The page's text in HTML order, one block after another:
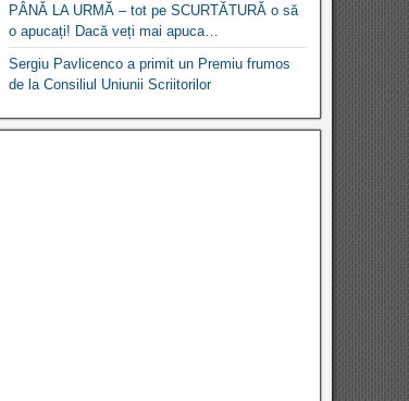
PÂNĂ LA URMĂ – tot pe SCURTĂTURĂ o să
o apucați! Dacă veți mai apuca…
Sergiu Pavlicenco a primit un Premiu frumos
de la Consiliul Uniunii Scriitorilor